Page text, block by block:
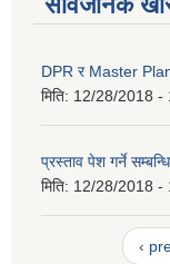
DPR र Master Plan
मिति: 12/28/2018 -
प्रस्ताव पेश गर्ने
मिति: 12/28/2018 -
‹